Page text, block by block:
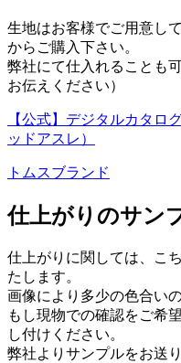
生地はお客様でご用意し
からご購入下さい。
弊社にて仕入れることも
お伝えください）
【公式】デジタルカタロ
ッドアスレ）
トムスブランド
仕上がりのサン
仕上がりに関しては、こ
たします。
画像により多少の色合い
もし現物での確認をご希
し付けください。
弊社よりサンプルをお送